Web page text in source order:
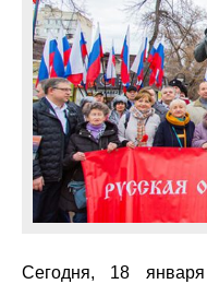
Сегодня, 18